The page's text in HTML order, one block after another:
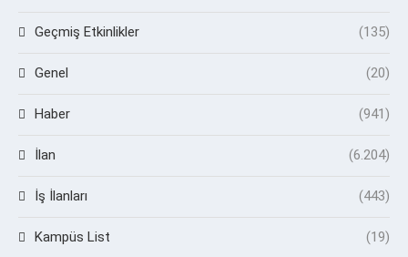
Geçmiş Etkinlikler (135)
Genel (20)
Haber (941)
İlan (6.204)
İş İlanları (443)
Kampüs List (19)